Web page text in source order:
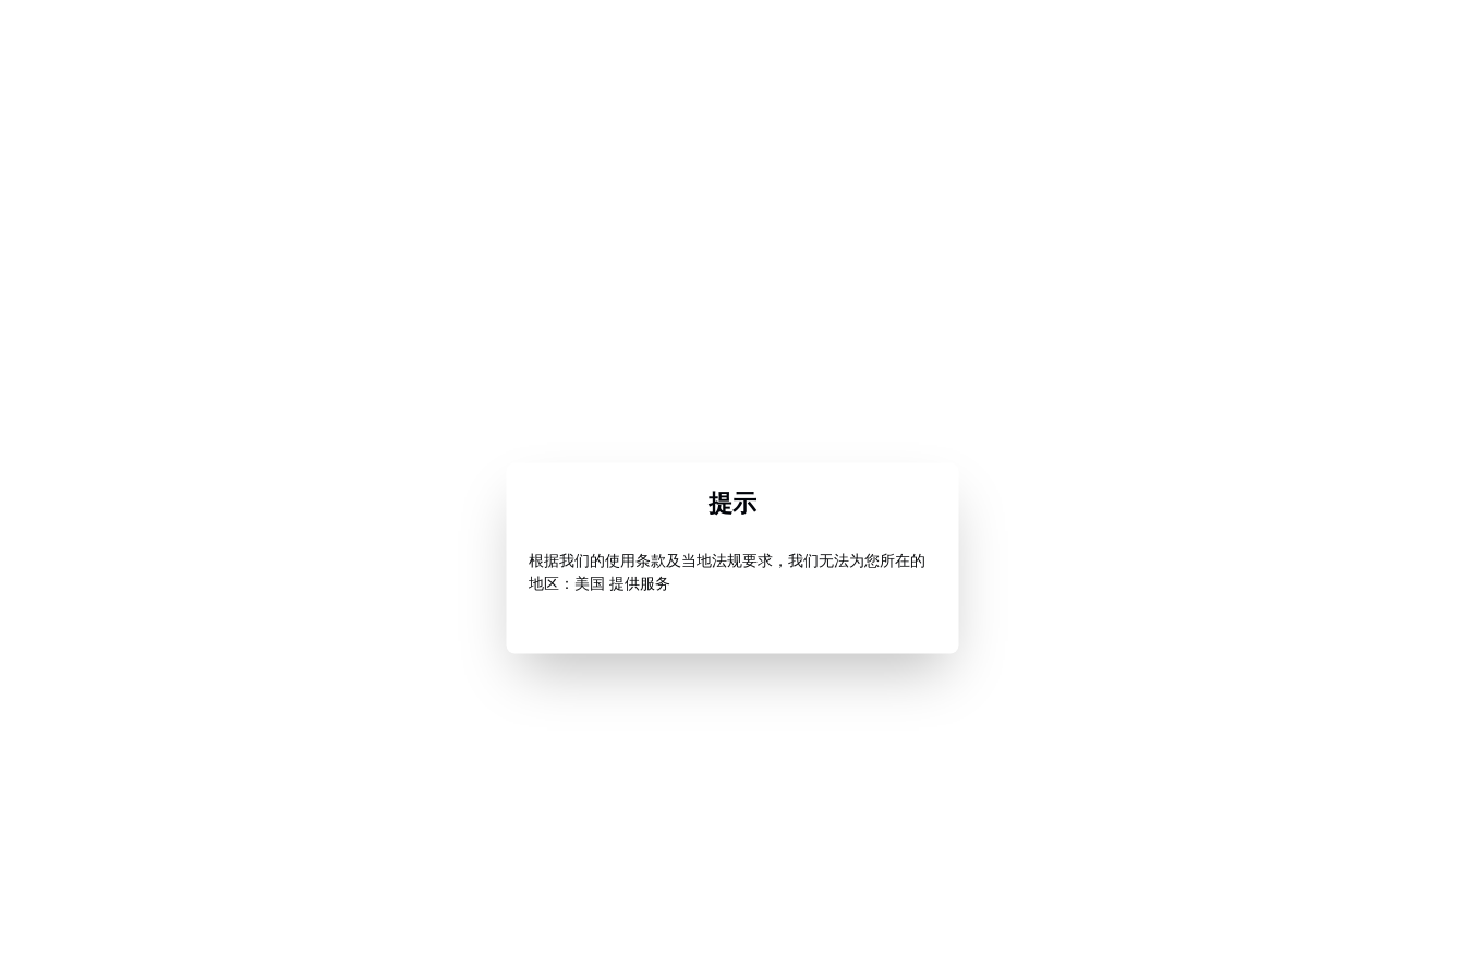
提示
根据我们的使用条款及当地法规要求，我们无法为您所在的
地区：美国 提供服务